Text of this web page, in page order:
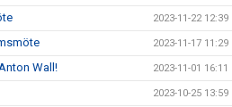
2023-11-22 12:39
2023-11-17 11:29
Wall! 2023-11-01 16:11
2023-10-25 13:59